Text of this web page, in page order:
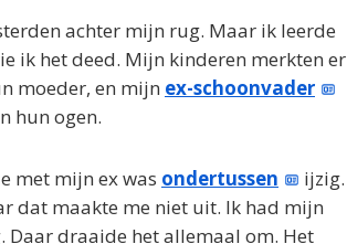
achter mijn rug. Maar ik leerde
ik het deed. Mijn kinderen merkten er
moeder, en mijn ex-schoonvader
hun ogen.
met mijn ex was ondertussen
ijzig.
dat maakte me niet uit. Ik had mijn
draaide het allemaal om. Het